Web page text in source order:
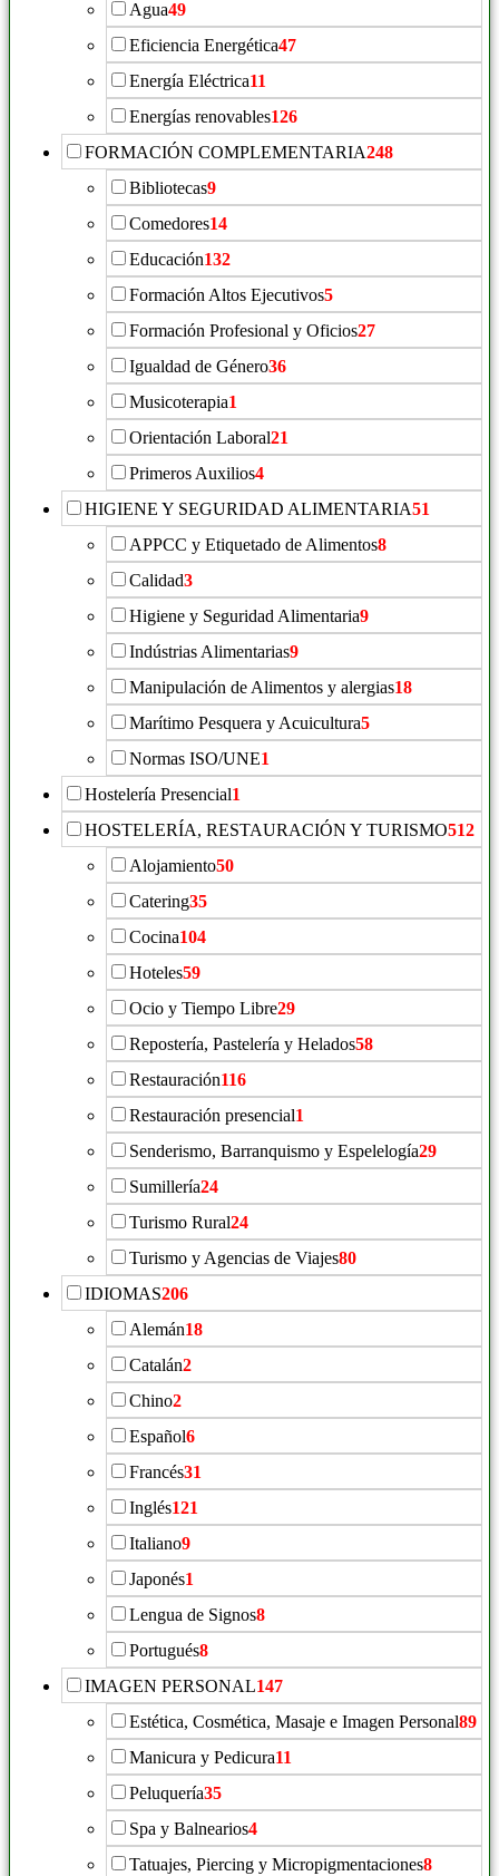
Agua49
Eficiencia Energética47
Energía Eléctrica11
Energías renovables126
FORMACIÓN COMPLEMENTARIA248
Bibliotecas9
Comedores14
Educación132
Formación Altos Ejecutivos5
Formación Profesional y Oficios27
Igualdad de Género36
Musicoterapia1
Orientación Laboral21
Primeros Auxilios4
HIGIENE Y SEGURIDAD ALIMENTARIA51
APPCC y Etiquetado de Alimentos8
Calidad3
Higiene y Seguridad Alimentaria9
Indústrias Alimentarias9
Manipulación de Alimentos y alergias18
Marítimo Pesquera y Acuicultura5
Normas ISO/UNE1
Hostelería Presencial1
HOSTELERÍA, RESTAURACIÓN Y TURISMO512
Alojamiento50
Catering35
Cocina104
Hoteles59
Ocio y Tiempo Libre29
Repostería, Pastelería y Helados58
Restauración116
Restauración presencial1
Senderismo, Barranquismo y Espelelogía29
Sumillería24
Turismo Rural24
Turismo y Agencias de Viajes80
IDIOMAS206
Alemán18
Catalán2
Chino2
Español6
Francés31
Inglés121
Italiano9
Japonés1
Lengua de Signos8
Portugués8
IMAGEN PERSONAL147
Estética, Cosmética, Masaje e Imagen Personal89
Manicura y Pedicura11
Peluquería35
Spa y Balnearios4
Tatuajes, Piercing y Micropigmentaciones8